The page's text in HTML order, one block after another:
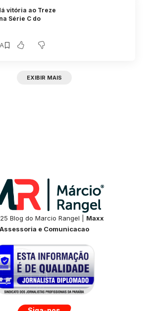
vitória ao Treze
Série C do
EXIBIR MAIS
Blog do Marcio Rangel | Maxx
Assessoria e Comunicacao